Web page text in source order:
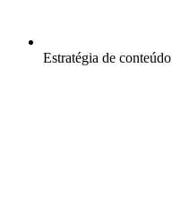
Estratégia de conteúdo